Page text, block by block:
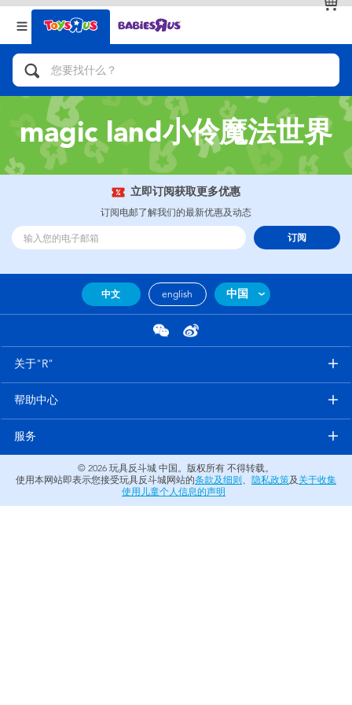
返回
分类目录
人气英雄，角色扮演，射击玩具
自行车，滑板车，骑乘车
拼砌组合及乐高LEGO
玩具车，货车，火车及遥控系列
娃娃，芭比，收藏公仔
游戏及拼图系列
户外及运动产品
返回
品牌
查看全部
magic land小伶魔法世界
立即订阅获取更多优惠
订阅电邮了解我们的最新优惠及动态
订阅
中文 english 中国
关于"R"
帮助中心
服务
© 2026 玩具反斗城 中国。版权所有 不得转载。
使用本网站即表示您接受玩具反斗城网站的条款及细则 、 隐私政策及 关于收集
使用儿童个人信息的声明